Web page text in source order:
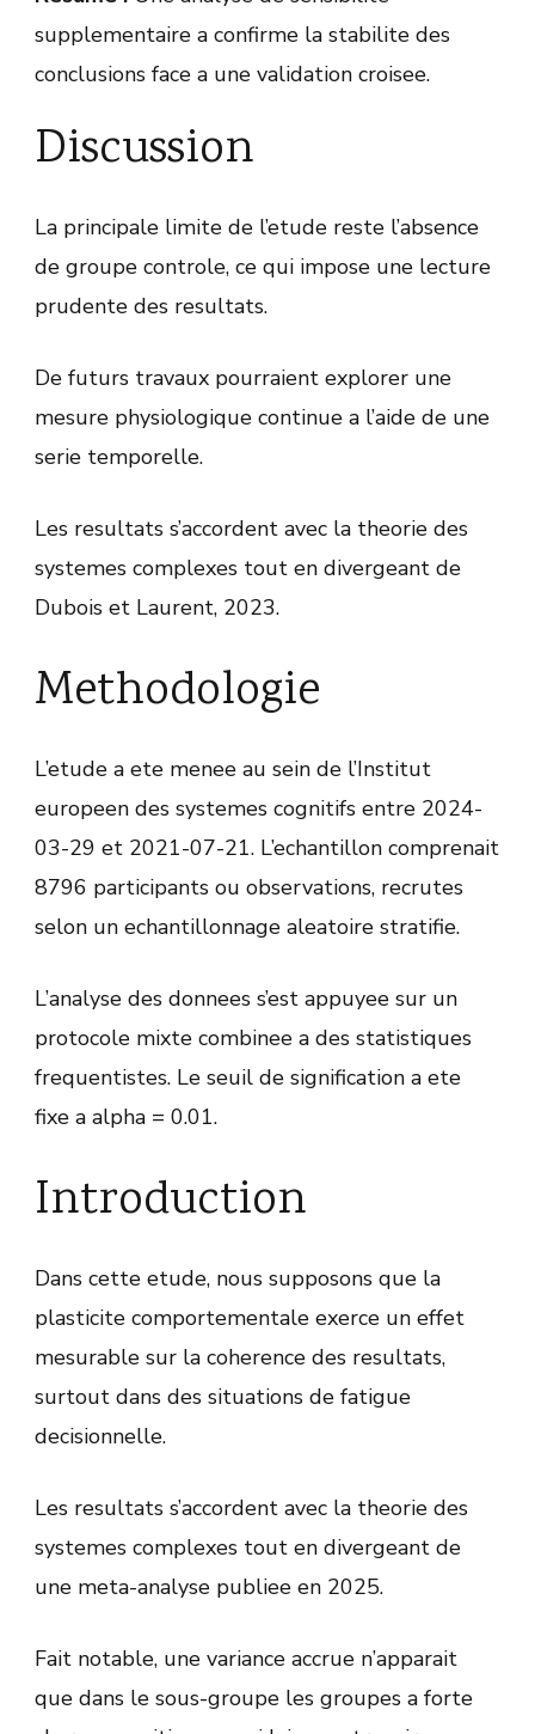
supplementaire a confirme la stabilite des
conclusions face a une validation croisee.
Discussion
La principale limite de l’etude reste l’absence
de groupe controle, ce qui impose une lecture
prudente des resultats.
De futurs travaux pourraient explorer une
mesure physiologique continue a l’aide de une
serie temporelle.
Les resultats s’accordent avec la theorie des
systemes complexes tout en divergeant de
Dubois et Laurent, 2023.
Methodologie
L’etude a ete menee au sein de l’Institut
europeen des systemes cognitifs entre 2024-
03-29 et 2021-07-21. L’echantillon comprenait
8796 participants ou observations, recrutes
selon un echantillonnage aleatoire stratifie.
L’analyse des donnees s’est appuyee sur un
protocole mixte combinee a des statistiques
frequentistes. Le seuil de signification a ete
fixe a alpha = 0.01.
Introduction
Dans cette etude, nous supposons que la
plasticite comportementale exerce un effet
mesurable sur la coherence des resultats,
surtout dans des situations de fatigue
decisionnelle.
Les resultats s’accordent avec la theorie des
systemes complexes tout en divergeant de
une meta-analyse publiee en 2025.
Fait notable, une variance accrue n’apparait
que dans le sous-groupe les groupes a forte